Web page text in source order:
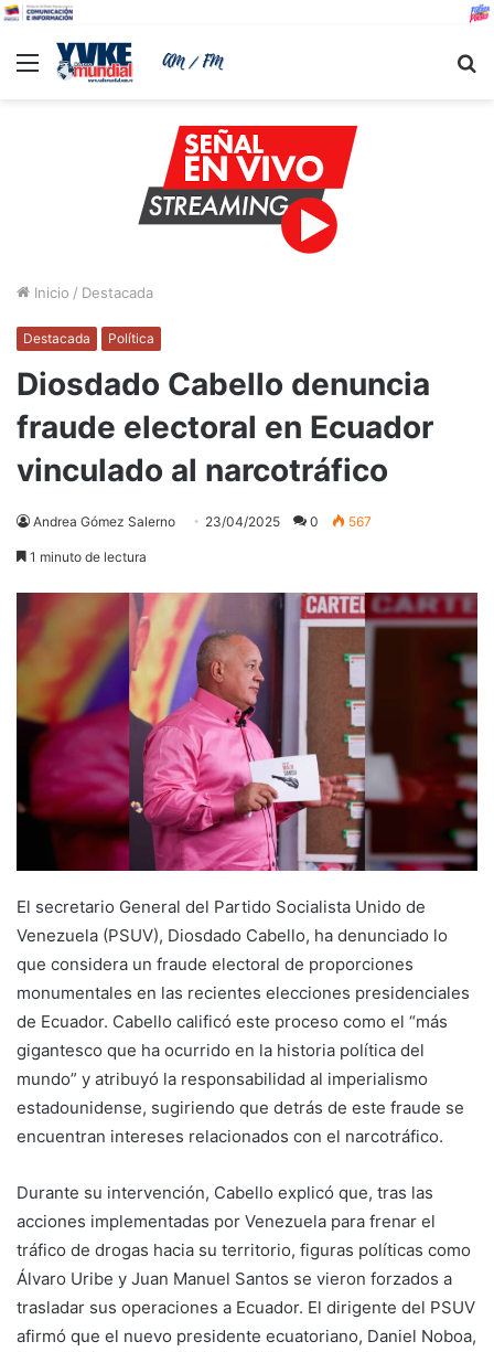
Menu
Inicio / Destacada
Destacada Política
Diosdado Cabello denuncia
fraude electoral en Ecuador
vinculado al narcotráfico
Andrea Gómez Salerno 23/04/2025 0 567
1 minuto de lectura
El secretario General del Partido Socialista Unido de
Venezuela (PSUV), Diosdado Cabello, ha denunciado lo
que considera un fraude electoral de proporciones
monumentales en las recientes elecciones presidenciales
de Ecuador. Cabello calificó este proceso como el “más
gigantesco que ha ocurrido en la historia política del
mundo” y atribuyó la responsabilidad al imperialismo
estadounidense, sugiriendo que detrás de este fraude se
encuentran intereses relacionados con el narcotráfico.
Durante su intervención, Cabello explicó que, tras las
acciones implementadas por Venezuela para frenar el
tráfico de drogas hacia su territorio, figuras políticas como
Álvaro Uribe y Juan Manuel Santos se vieron forzados a
trasladar sus operaciones a Ecuador. El dirigente del PSUV
afirmó que el nuevo presidente ecuatoriano, Daniel Noboa,